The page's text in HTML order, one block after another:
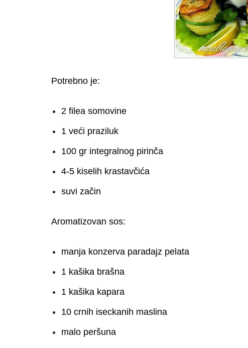
Potrebno je:
2 filea somovine
1 veći praziluk
100 gr integralnog pirinča
4-5 kiselih krastavčića
suvi začin
Aromatizovan sos:
manja konzerva paradajz pelata
1 kašika brašna
1 kašika kapara
10 crnih iseckanih maslina
malo peršuna